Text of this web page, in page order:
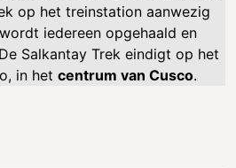
op het treinstation aanwezig
iedereen opgehaald en
Salkantay Trek eindigt op het
in het centrum van Cusco.